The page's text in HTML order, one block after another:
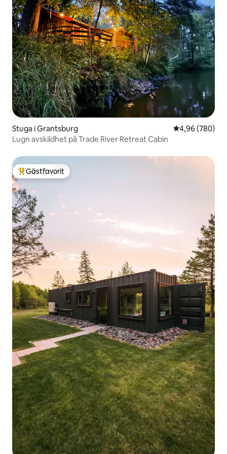
Stuga i Grantsburg 4,96 av 5 i
4,96 (780)
Lugn avskildhet på Trade River Retreat Cabin
Populär gästfavorit
Gästfavorit